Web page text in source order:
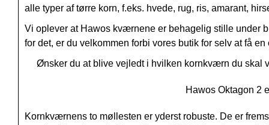
alle typer af tørre korn, f.eks. hvede, rug, ris, amarant,
Vi oplever at Hawos kværnene er behagelig stille under
for det, er du velkommen forbi vores butik for selv at få
Ønsker du at blive vejledt i hvilken kornkværn du
Hawos Oktagon 2
Kornkværnens to møllesten er yderst robuste. De er